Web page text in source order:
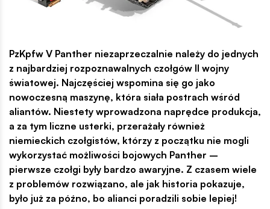
PzKpfw V Panther niezaprzeczalnie należy do jednych
z najbardziej rozpoznawalnych czołgów II wojny
światowej. Najczęściej wspomina się go jako
nowoczesną maszynę, która siała postrach wśród
aliantów. Niestety wprowadzona naprędce produkcja,
a za tym liczne usterki, przerażały również
niemieckich czołgistów, którzy z początku nie mogli
wykorzystać możliwości bojowych Panther –
pierwsze czołgi były bardzo awaryjne. Z czasem wiele
z problemów rozwiązano, ale jak historia pokazuje,
było już za późno, bo alianci poradzili sobie lepiej!